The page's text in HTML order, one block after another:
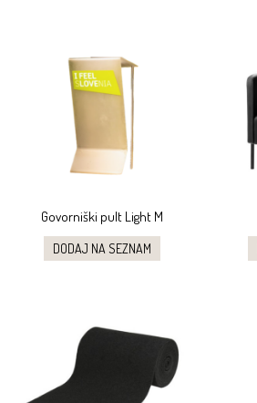
Govorniški pult Light M
DODAJ NA SEZNAM